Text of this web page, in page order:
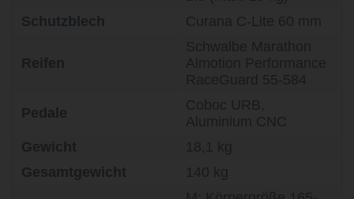
Schutzblech
Curana C-Lite 60 mm
Pedale
Coboc URB,
Aluminium CNC
Gesamtgewicht
140 kg